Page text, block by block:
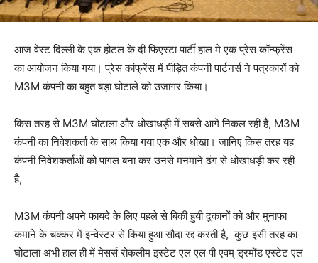
आज वेस्ट दिल्ली के एक होटल के दी फिएस्टा पार्टी हाल मे एक प्रेस कॉन्फ्रेंस
का आयोजन किया गया। प्रेस कांफ्रेंस में पीड़ित कंपनी पार्टनर्स ने पत्रकारों को
M3M कंपनी का बहुत बड़ा घोटाले को उजागर किया।
किस तरह से M3M घोटाला और धोखाधड़ी में सबसे आगे निकल रही है, M3M
कंपनी का निवेशकर्ता के साथ किया गया एक और धोखा। जानिए किस तरह यह
कंपनी निवेशकर्ताओं को पागल बना कर उनसे मनमाने ढंग से धोखाधड़ी कर रही
है,
M3M कंपनी अपने फायदे के लिए पहले से बिकी हुयी दुकानों को और मुनाफा
कमाने के चक्कर में इन्वेस्टर से किया हुआ सौदा रद्द करती है, कुछ इसी तरह का
घोटाला अभी हाल ही में मेसर्स रोकलीम इस्टेट एल एल पी एवम् ड्रमोंड एस्टेट एल